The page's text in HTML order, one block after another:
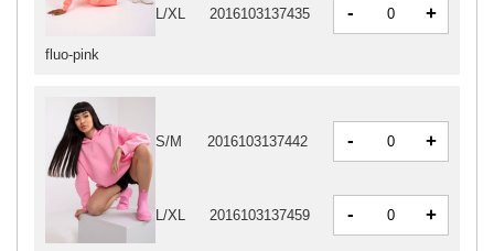
S/M 2016103137442 - +
L/XL 2016103137459 - +
fluo-pink
L/XL 2016103137435 - +